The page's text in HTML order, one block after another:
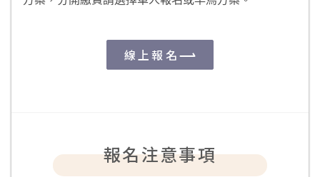
線上報名
報名注意事項